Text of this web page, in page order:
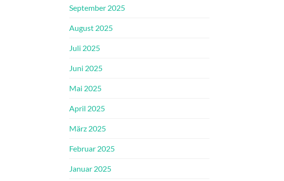
September 2025
August 2025
Juli 2025
Juni 2025
Mai 2025
April 2025
März 2025
Februar 2025
Januar 2025